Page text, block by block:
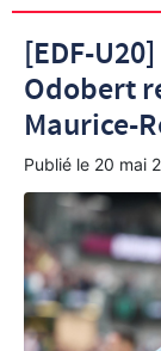
[EDF-
Odobert
Maurice-
Publié le 20 mai